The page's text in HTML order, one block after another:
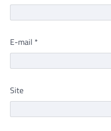
E-mail *
Site